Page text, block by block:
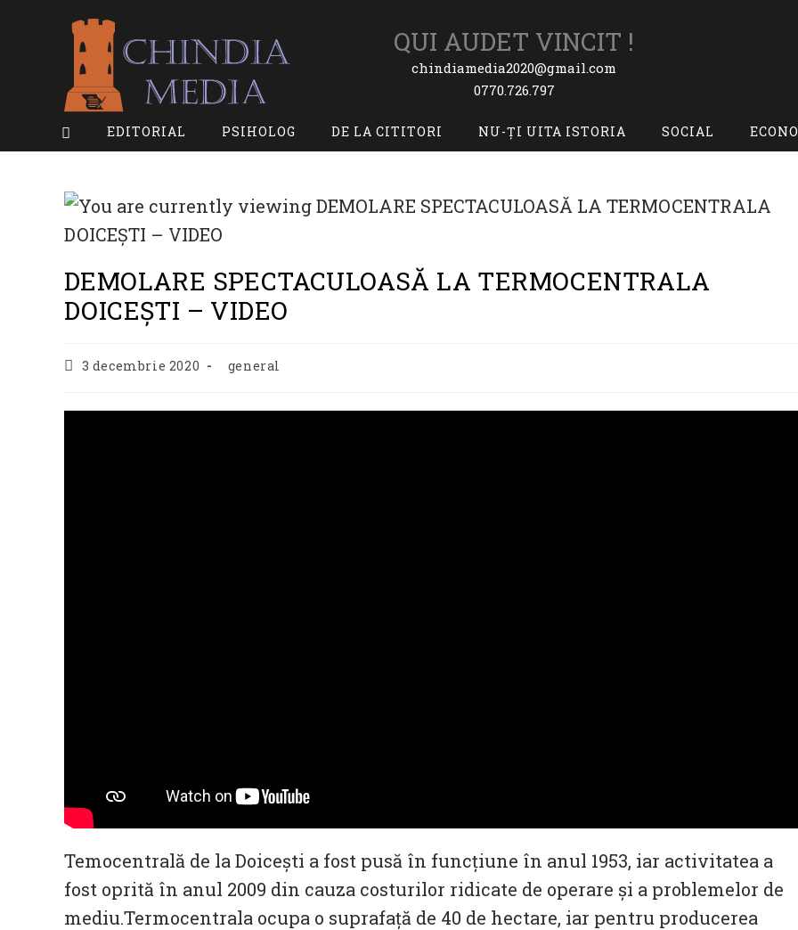
QUI AUDET VINCIT !
chindiamedia2020@gmail.com
0770.726.797
EDITORIAL PSIHOLOG DE LA CITITORI NU-ȚI UITA ISTORIA SOCIAL
DEMOLARE SPECTACULOASĂ LA TERMOCENTRALA
DOICEȘTI – VIDEO
Post3 decembrie 2020
Post
general
Temocentrală de la Doicești a fost pusă în funcţiune în anul 1953, iar activitatea a
fost oprită în anul 2009 din cauza costurilor ridicate de operare și a problemelor de
mediu.Termocentrala ocupa o suprafață de 40 de hectare, iar pentru producerea